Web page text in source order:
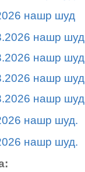
нашр шуд
нашр шуд
нашр шуд
нашр шуд
нашр шуд
нашр шуд.
нашр шуд.